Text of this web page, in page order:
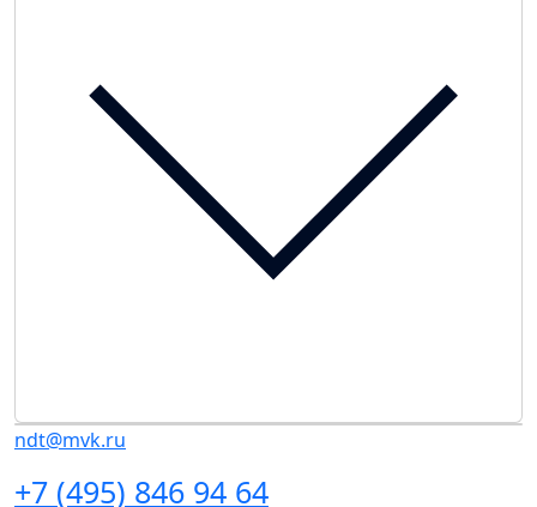
ndt@mvk.ru
+7 (495) 846 94 64